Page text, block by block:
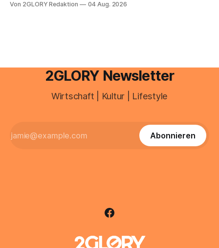
besitzt, loggt sich heute über das Vodafone E-Mail & Cloud
Von 2GLORY Redaktion 04 Aug. 2026
2GLORY Newsletter
Wirtschaft | Kultur | Lifestyle
Abonnieren